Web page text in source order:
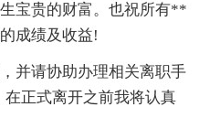
宝贵的财富。也祝所有**
成绩及收益!
并请协助办理相关离职手
正式离开之前我将认真